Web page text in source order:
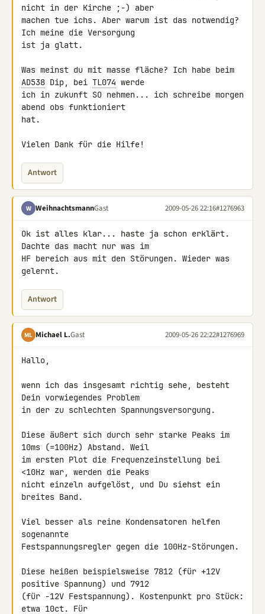
nicht in der Kirche ;-) aber
machen tue ichs. Aber warum ist das notwendig?
Ich meine die Versorgung
ist ja glatt.
AD538 Dip, bei TL074 werde
ich in zukunft SO nehmen... ich schreibe morgen
abend obs funktioniert
hat.
Vielen Dank für die Hilfe!
Antwort
W WeihnachtsmannGast 2009-05-26 22:16#1276963
Ok ist alles klar... haste ja schon erklärt.
Dachte das macht nur was im
HF bereich aus mit den Störungen. Wieder was
gelernt.
Antwort
ML Michael L.Gast 2009-05-26 22:22#1276969
Hallo,
wenn ich das insgesamt richtig sehe, besteht
Dein vorwiegendes Problem
in der zu schlechten Spannungsversorgung.
Diese äußert sich durch sehr starke Peaks im
10ms (=100Hz) Abstand. Weil
im ersten Plot die Frequenzeinstellung bei
<10Hz war, werden die Peaks
nicht einzeln aufgelöst, und Du siehst ein
breites Band.
Viel besser als reine Kondensatoren helfen
sogenannte
Festspannungsregler gegen die 100Hz-Störungen.
Diese heißen beispielsweise 7812 (für +12V
positive Spannung) und 7912
(für -12V Festspannung). Kostenpunkt pro Stück:
etwa 10ct. Für